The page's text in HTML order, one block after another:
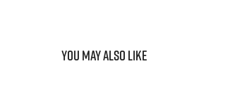
You May Also Like